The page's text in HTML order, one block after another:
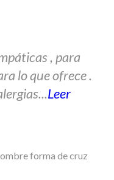
, para
lo que ofrece .
Leer
forma de cruz